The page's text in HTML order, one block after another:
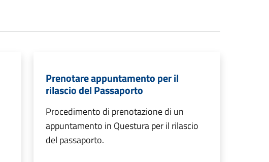
Prenotare appuntamento per il
rilascio del Passaporto
Procedimento di prenotazione di un
appuntamento in Questura per il rilascio
del passaporto.